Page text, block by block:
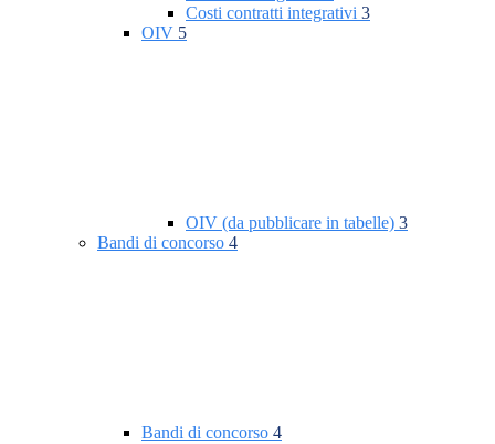
Costi contratti integrativi 3
OIV 5
OIV (da pubblicare in tabelle) 3
Bandi di concorso 4
Bandi di concorso 4